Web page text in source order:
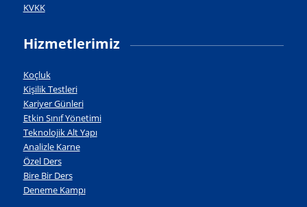
KVKK
Hizmetlerimiz
Koçluk
Kişilik Testleri
Kariyer Günleri
Etkin Sınıf Yönetimi
Teknolojik Alt Yapı
Analizle Karne
Özel Ders
Bire Bir Ders
Deneme Kampı